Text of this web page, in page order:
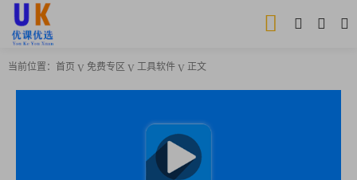
当前位置： 首页 免费专区 工具软件 正文